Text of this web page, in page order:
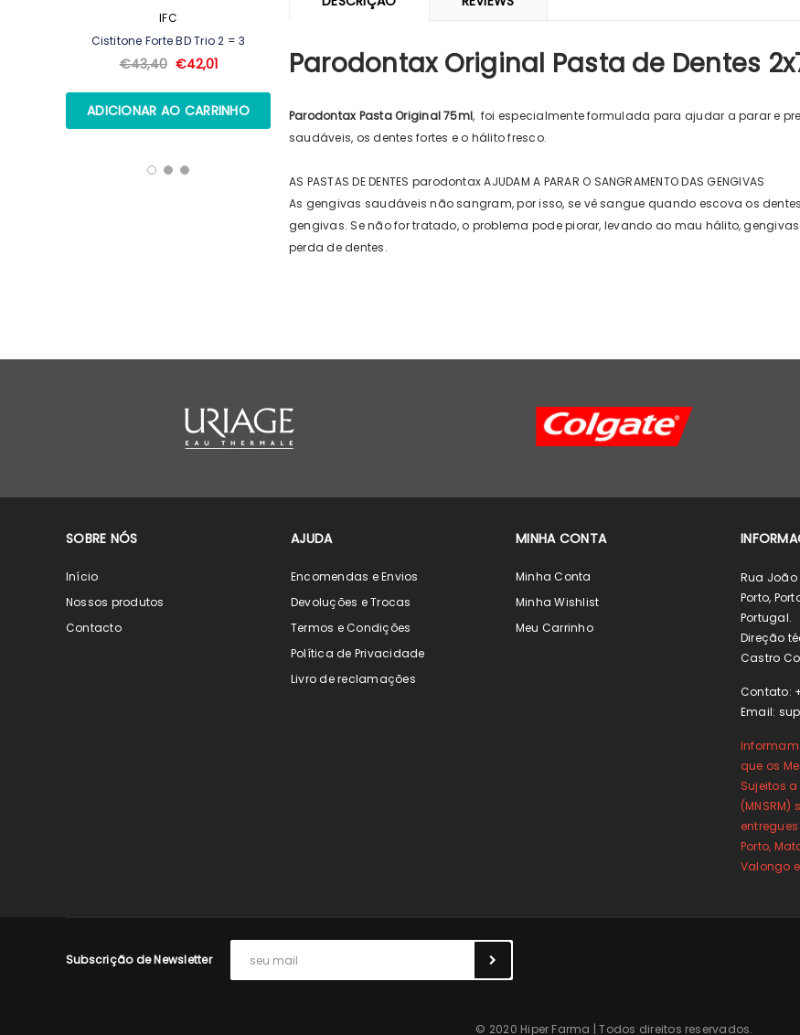
IFC
Cistitone Forte BD Trio 2 = 3
€43,40 €42,01
ARKOPHARMA
100ml + Shampoo 125ml + Pente
SVR
Refill
Parodontax Original Pasta de Dentes
Parodontax Pasta Original 75ml, foi especialmente formulada para ajudar a parar e
saudáveis, os dentes fortes e o hálito fresco.
AS PASTAS DE DENTES parodontax AJUDAM A PARAR O SANGRAMENTO DAS GENGIVAS
As gengivas saudáveis não sangram, por isso, se vê sangue quando escova os
gengivas. Se não for tratado, o problema pode piorar, levando ao mau hálito,
perda de dentes.
SOBRE NÓS
Início
Nossos produtos
Contacto
AJUDA
Encomendas e Envios
Devoluções e Trocas
Termos e Condições
Política de Privacidade
Livro de reclamações
MINHA CONTA
Minha Conta
Minha Wishlist
Meu Carrinho
Rua João
Porto,
Portugal.
Direção
Castro
Contato:
Email:
que os
Sujeitos
(MNSRM)
Porto,
Valongo
Subscrição de Newsletter
© 2020 Hiper Farma | Todos direitos reservados.